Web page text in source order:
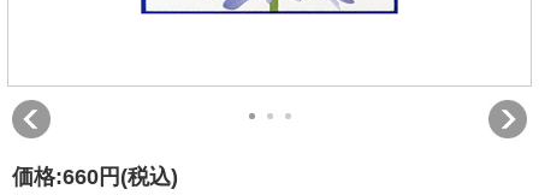
価格:660円 (税込)